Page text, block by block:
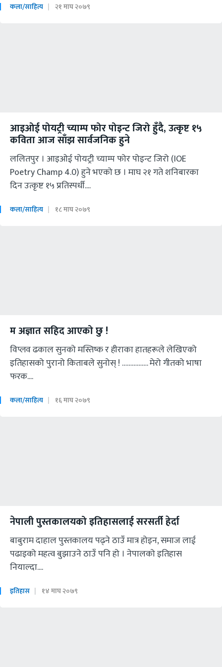
कला/साहित्य २१ माघ २०७९
आइओई पोयट्री च्याम्प फोर पोइन्ट जिरो हुँदै, उत्कृष्ट १५
कविता आज साँझ सार्वजनिक हुने
ललितपुर । आइओई पोयट्री च्याम्प फोर पोइन्ट जिरो (IOE
Poetry Champ 4.0) हुने भएको छ । माघ २१ गते शनिबारका
दिन उत्कृष्ट १५ प्रतिस्पर्धी....
कला/साहित्य १८ माघ २०७९
म अज्ञात सहिद आएको छु !
विप्लव ढकाल सुनको मस्तिष्क र हीराका हातहरूले लेखिएको
इतिहासको पुरानो किताबले सुनोस् ! ……………. मेरो गीतको भाषा
फरक....
कला/साहित्य १६ माघ २०७९
नेपाली पुस्तकालयको इतिहासलाई सरसर्ती हेर्दा
बाबुराम दाहाल पुस्तकालय पढ्ने ठाउँ मात्र होइन, समाज लाई
पढाइको महत्व बुझाउने ठाउँ पनि हो । नेपालको इतिहास
नियाल्दा....
इतिहास १४ माघ २०७९